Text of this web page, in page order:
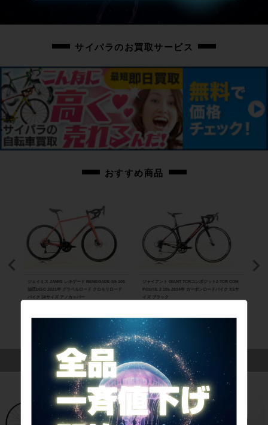
サイパラのお買取サービス
おすすめ商品
ジェイミス JAMIS レネゲード RENEGADE S5 105
油圧DISC 2021年 グラベルロード クロモリロード
バイク 58サイズ アノカッパー
107,800円
ジャイアント GIANT TCRコンポジット2 TCR COM
POSITE 2 105 2014年 カーボンロードバイク XSサ
イズ ブラック
71,500円
この商品を見た人は、こんな商品にも興味を持っています